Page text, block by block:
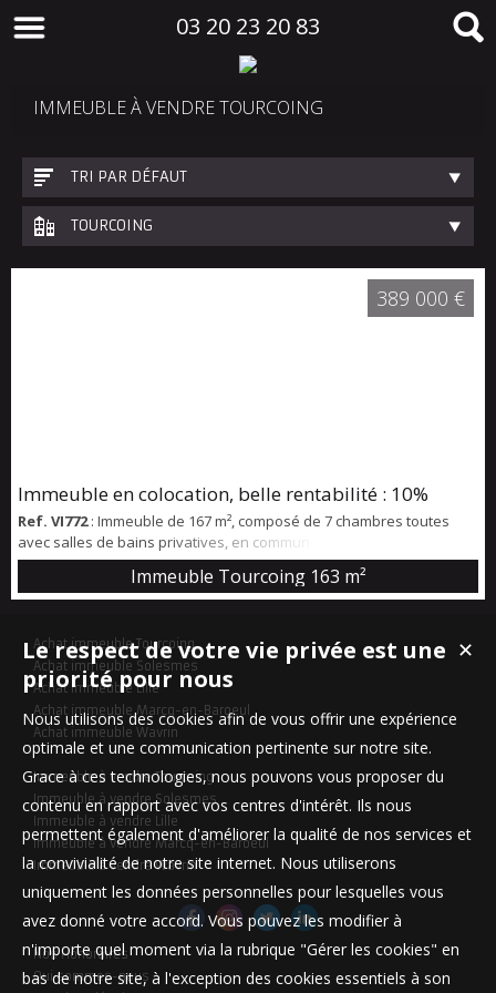
03 20 23 20 83
IMMEUBLE À VENDRE TOURCOING
TRI PAR DÉFAUT
TOURCOING
Immeuble en colocation, belle rentabilité : 10%
Ref. VI772: Immeuble de 167 m², composé de 7 chambres toutes
avec salles de bains privatives, en commun un beau séjour, une
cuisine équipée et une buanderie, L'ensemble est actuellement
loué 49 440 € par an (43320 € de loyer et 6120 € de charges )
Immeuble en parfait état, rénovation récente. Immeuble
Immeuble Tourcoing 163 m²
389 000 €
Achat immeuble Tourcoing
Achat immeuble Solesmes
Achat immeuble Lille
Achat immeuble Marcq-en-Baroeul
Achat immeuble Wavrin
Immeuble à vendre Tourcoing
Immeuble à vendre Solesmes
Immeuble à vendre Lille
Immeuble à vendre Marcq-en-Baroeul
Immeuble à vendre Wavrin
Nos Honoraires
Qui sommes-nous
✕
Le respect de votre vie privée est une
priorité pour nous
Nous utilisons des cookies afin de vous offrir une expérience
optimale et une communication pertinente sur notre site.
Grace à ces technologies, nous pouvons vous proposer du
contenu en rapport avec vos centres d'intérêt. Ils nous
permettent également d'améliorer la qualité de nos services et
la convivialité de notre site internet. Nous utiliserons
uniquement les données personnelles pour lesquelles vous
avez donné votre accord. Vous pouvez les modifier à
n'importe quel moment via la rubrique "Gérer les cookies" en
bas de notre site, à l'exception des cookies essentiels à son